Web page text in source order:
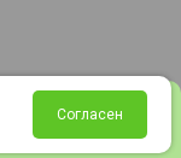
Избранное Корзина
Согласен